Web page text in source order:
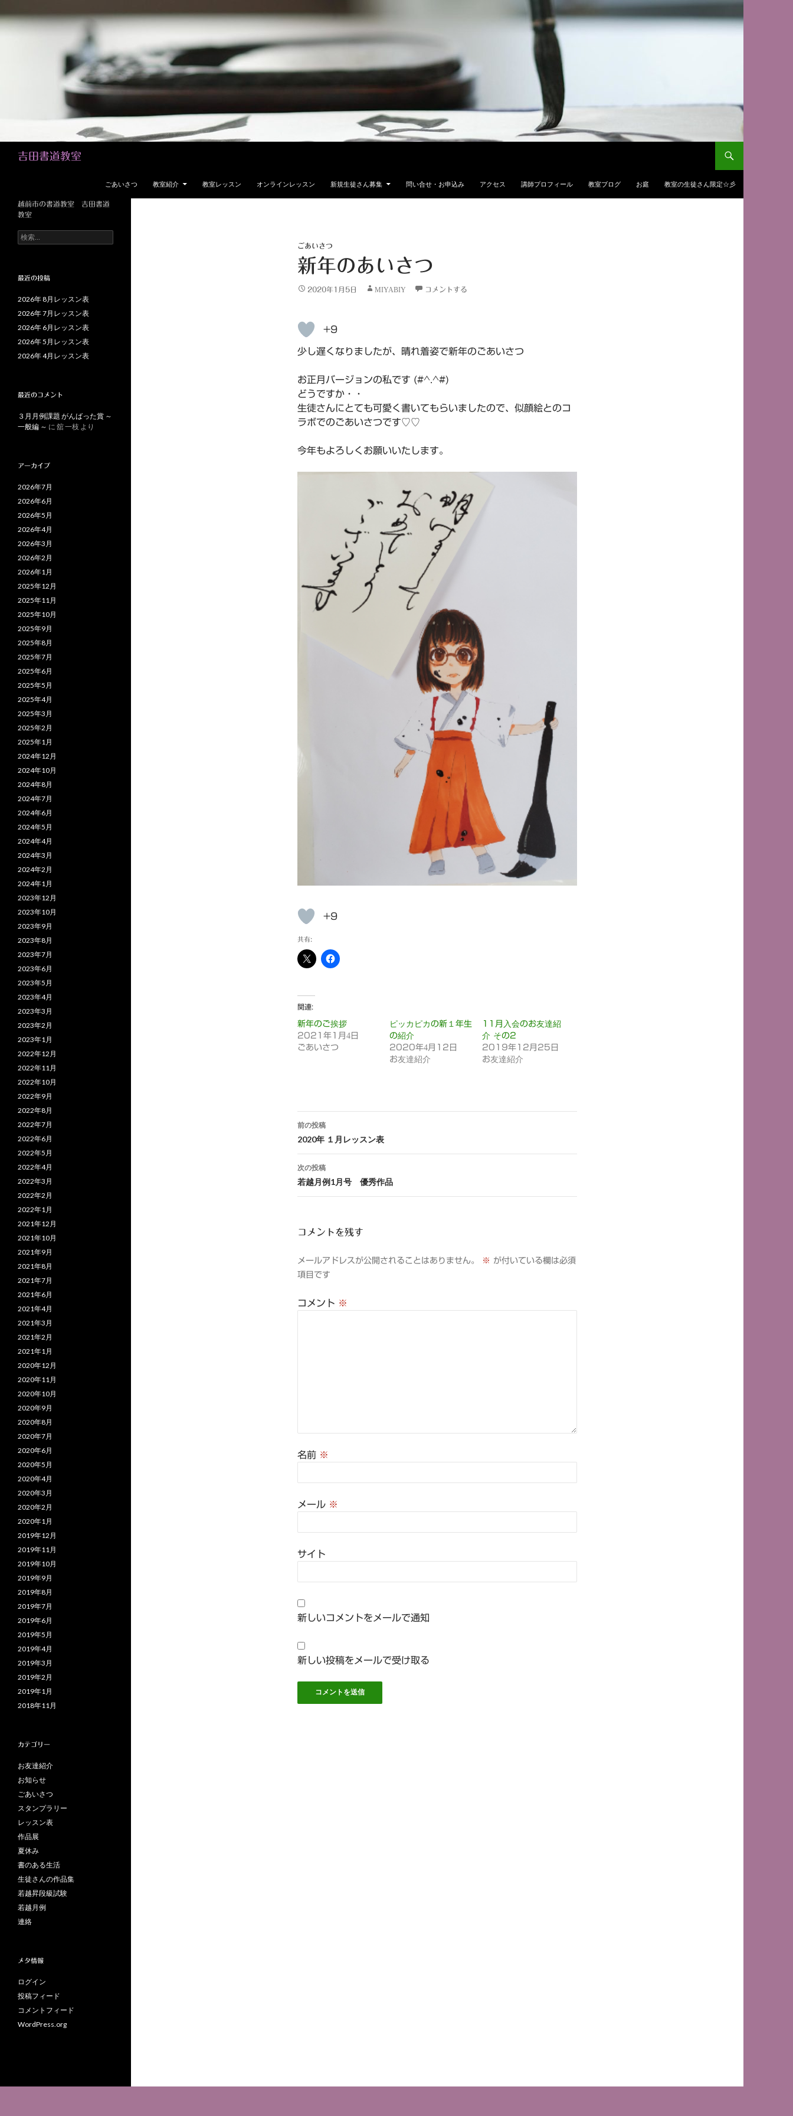
吉田書道教室
ごあいさつ
教室紹介 教室レッスン オンラインレッスン 新規生徒さん募集 問い合せ・お申込み アクセス 講師プロフィール 教室ブログ お庭 教室の生徒さん限定☆彡
ごあいさつ
新年のあいさつ
2020年1月5日 MIYABIY コメントする
+9
少し遅くなりましたが、晴れ着姿で新年のごあいさつ
お正月バージョンの私です (#^.^#)
どうですか・・
生徒さんにとても可愛く書いてもらいましたので、似顔絵とのコ
ラボでのごあいさつです♡♡
今年もよろしくお願いいたします。
+9
共有:
関連
新年のご挨拶
2021年1月4日
ごあいさつ
ピッカピカの新１年生
の紹介
2020年4月12日
お友達紹介
11月入会のお友達紹
介 その2
2019年12月25日
お友達紹介
投
稿
ナ
ビ
ョ
前の投稿
2020年 １月レッスン表
次の投稿
若越月例1月号 優秀作品
コメントを残す
メールアドレスが公開されることはありません。 ※ が付いている欄は必須
項目です
コメント ※
名前 ※
メール ※
サイト
新しいコメントをメールで通知
新しい投稿をメールで受け取る
越前市の書道教室 吉田書道
教室
検
索:
最近の投稿
2026年 8月レッスン表
2026年 7月レッスン表
2026年 6月レッスン表
2026年 5月レッスン表
2026年 4月レッスン表
最近のコメント
３月月例課題 がんばった賞 ～
一般編 ～ に 舘 一枝 より
アーカイブ
2026年7月
2026年6月
2026年5月
2026年4月
2026年3月
2026年2月
2026年1月
2025年12月
2025年11月
2025年10月
2025年9月
2025年8月
2025年7月
2025年6月
2025年5月
2025年4月
2025年3月
2025年2月
2025年1月
2024年12月
2024年10月
2024年8月
2024年7月
2024年6月
2024年5月
2024年4月
2024年3月
2024年2月
2024年1月
2023年12月
2023年10月
2023年9月
2023年8月
2023年7月
2023年6月
2023年5月
2023年4月
2023年3月
2023年2月
2023年1月
2022年12月
2022年11月
2022年10月
2022年9月
2022年8月
2022年7月
2022年6月
2022年5月
2022年4月
2022年3月
2022年2月
2022年1月
2021年12月
2021年10月
2021年9月
2021年8月
2021年7月
2021年6月
2021年4月
2021年3月
2021年2月
2021年1月
2020年12月
2020年11月
2020年10月
2020年9月
2020年8月
2020年7月
2020年6月
2020年5月
2020年4月
2020年3月
2020年2月
2020年1月
2019年12月
2019年11月
2019年10月
2019年9月
2019年8月
2019年7月
2019年6月
2019年5月
2019年4月
2019年3月
2019年2月
2019年1月
2018年11月
カテゴリー
お友達紹介
お知らせ
ごあいさつ
スタンプラリー
レッスン表
作品展
夏休み
書のある生活
生徒さんの作品集
若越昇段級試験
若越月例
連絡
メタ情報
ログイン
投稿フィード
コメントフィード
WordPress.org